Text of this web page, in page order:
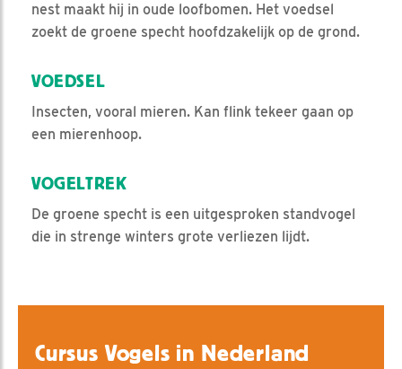
nest maakt hij in oude loofbomen. Het voedsel
zoekt de groene specht hoofdzakelijk op de grond.
VOEDSEL
Insecten, vooral mieren. Kan flink tekeer gaan op
een mierenhoop.
VOGELTREK
De groene specht is een uitgesproken standvogel
die in strenge winters grote verliezen lijdt.
Cursus Vogels in Nederland